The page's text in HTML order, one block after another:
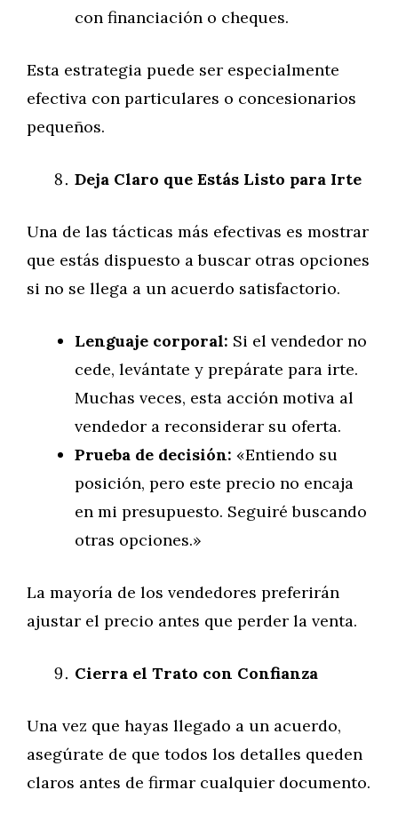
con financiación o cheques.
Esta estrategia puede ser especialmente
efectiva con particulares o concesionarios
pequeños.
Deja Claro que Estás Listo para Irte
Una de las tácticas más efectivas es mostrar
que estás dispuesto a buscar otras opciones
si no se llega a un acuerdo satisfactorio.
Lenguaje corporal: Si el vendedor no
cede, levántate y prepárate para irte.
Muchas veces, esta acción motiva al
vendedor a reconsiderar su oferta.
Prueba de decisión: «Entiendo su
posición, pero este precio no encaja
en mi presupuesto. Seguiré buscando
otras opciones.»
La mayoría de los vendedores preferirán
ajustar el precio antes que perder la venta.
Cierra el Trato con Confianza
Una vez que hayas llegado a un acuerdo,
asegúrate de que todos los detalles queden
claros antes de firmar cualquier documento.